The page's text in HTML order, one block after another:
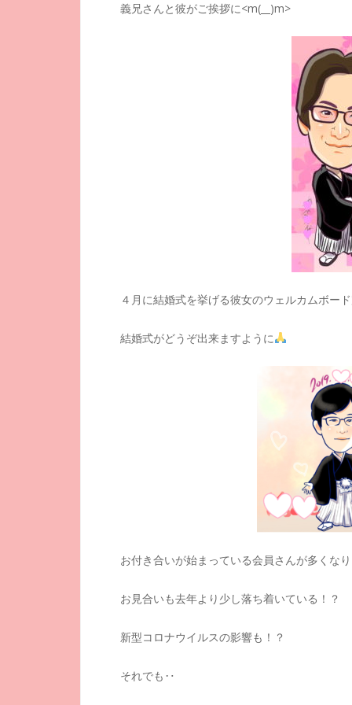
義兄さんと彼がご挨拶に<m(__)m>
４月に結婚式を挙げる彼女のウェルカムボー
結婚式がどうぞ出来ますように
お付き合いが始まっている会員さんが多くな
お見合いも去年より少し落ち着いている！？
新型コロナウイルスの影響も！？
それでも‥